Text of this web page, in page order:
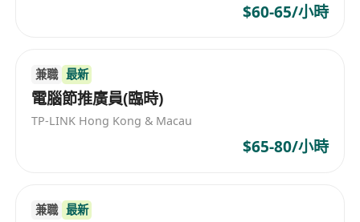
$60-65/小時
兼職 最新
電腦節推廣員(臨時)
TP-LINK Hong Kong & Macau
$65-80/小時
兼職 最新